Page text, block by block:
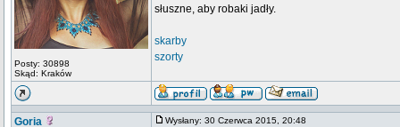
Posty: 30898
Skąd: Kraków
słuszne, aby robaki jadły.
skarby
szorty
Goria Wysłany: 30 Czerwca 2015, 20:48